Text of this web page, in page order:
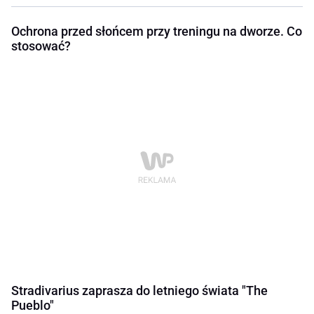
Ochrona przed słońcem przy treningu na dworze. Co
stosować?
Stradivarius zaprasza do letniego świata "The
Pueblo"